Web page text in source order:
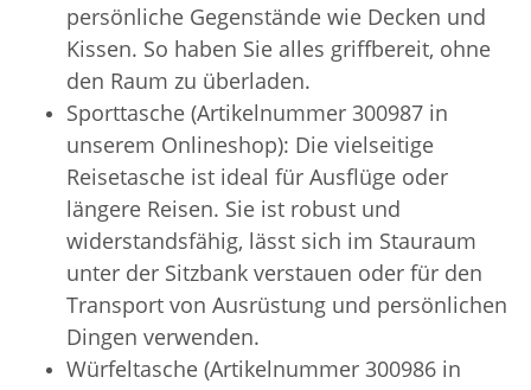
persönliche Gegenstände wie Decken und
Kissen. So haben Sie alles griffbereit, ohne
den Raum zu überladen.
Sporttasche (Artikelnummer 300987 in
unserem Onlineshop): Die vielseitige
Reisetasche ist ideal für Ausflüge oder
längere Reisen. Sie ist robust und
widerstandsfähig, lässt sich im Stauraum
unter der Sitzbank verstauen oder für den
Transport von Ausrüstung und persönlichen
Dingen verwenden.
Würfeltasche (Artikelnummer 300986 in